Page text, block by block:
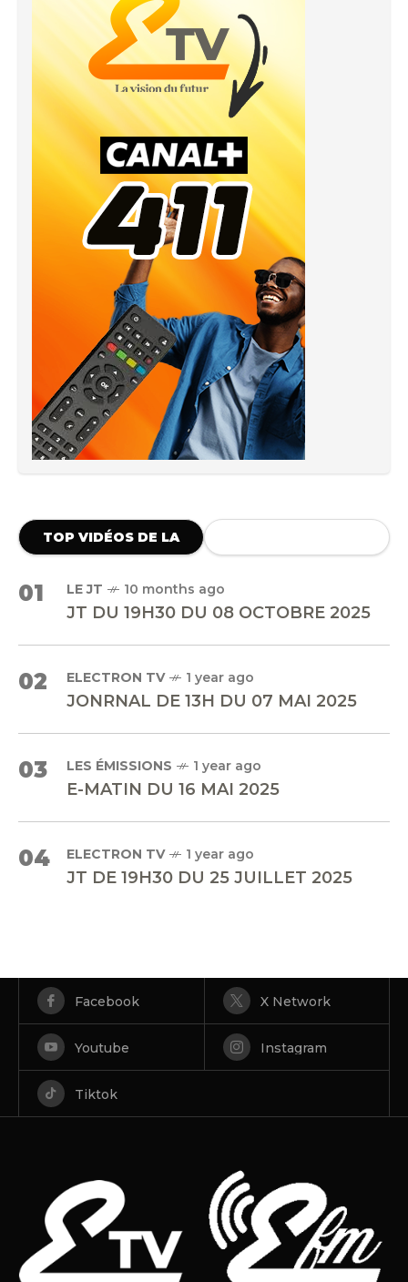
TOP VIDÉOS DE LA
01 LE JT 10 months ago
JT DU 19H30 DU 08 OCTOBRE 2025
02 ELECTRON TV 1 year ago
JONRNAL DE 13H DU 07 MAI 2025
03 LES ÉMISSIONS 1 year ago
E-MATIN DU 16 MAI 2025
04 ELECTRON TV 1 year ago
JT DE 19H30 DU 25 JUILLET 2025
Facebook X Network
Youtube Instagram
Tiktok